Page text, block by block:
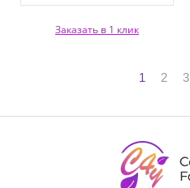
Заказать в 1 клик
1 2 3